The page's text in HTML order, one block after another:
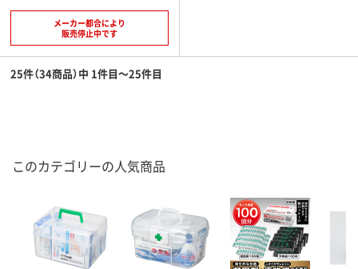
メーカー都合により
販売停止中です
25件（34商品）中 1件目～25件目
このカテゴリーの人気商品